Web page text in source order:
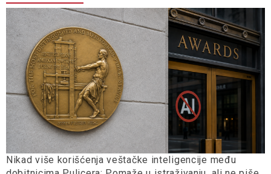
Nikad više korišćenja veštačke inteligencije među